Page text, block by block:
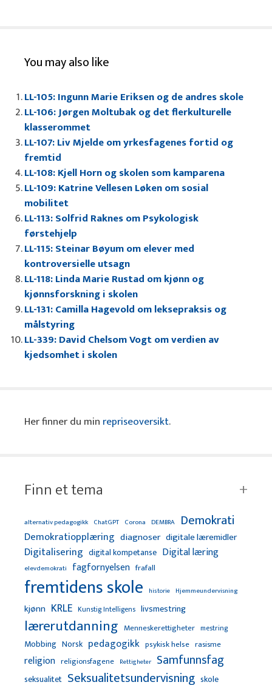
You may also like
LL-105: Ingunn Marie Eriksen og de andres skole
LL-106: Jørgen Moltubak og det flerkulturelle
klasserommet
LL-107: Liv Mjelde om yrkesfagenes fortid og
fremtid
LL-108: Kjell Horn og skolen som kamparena
LL-109: Katrine Vellesen Løken om sosial
mobilitet
LL-113: Solfrid Raknes om Psykologisk
førstehjelp
LL-115: Steinar Bøyum om elever med
kontroversielle utsagn
LL-118: Linda Marie Rustad om kjønn og
kjønnsforskning i skolen
LL-131: Camilla Hagevold om leksepraksis og
målstyring
LL-339: David Chelsom Vogt om verdien av
kjedsomhet i skolen
Her finner du min repriseoversikt.
Finn et tema
alternativ pedagogikk ChatGPT Corona DEMBRA Demokrati
Demokratiopplæring diagnoser digitale læremidler
Digitalisering digital kompetanse Digital læring
elevdemokrati fagfornyelsen frafall
fremtidens skole historie Hjemmeundervisning
kjønn KRLE Kunstig Intelligens livsmestring
lærerutdanning Menneskerettigheter mestring
Mobbing Norsk pedagogikk psykisk helse rasisme
religion religionsfagene Rettigheter Samfunnsfag
seksualitet Seksualitetsundervisning skole